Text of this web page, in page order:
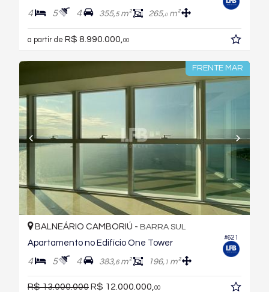
4 5 4 355,5m² 265,0m²
a partir de R$ 8.990.000, 00
FRENTE MAR
#621
BALNEÁRIO CAMBORIÚ - BARRA SUL
Apartamento no Edifício One Tower
4 5 4 383,6m² 196, 1 m²
R$ 13.000.000R$ 12.000.000, 00